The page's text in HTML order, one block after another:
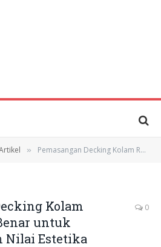
» Pemasangan Decking Kolam Renang yang Benar untuk Meningkatkan Nilai Estetika
Kolam
untuk
Nilai Estetika
0